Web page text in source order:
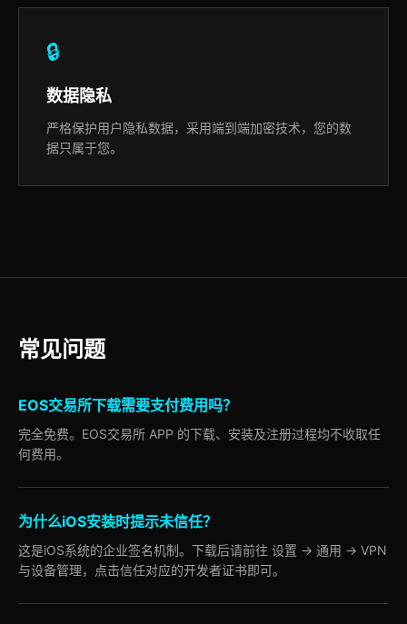
🔒
数据隐私
严格保护用户隐私数据，采用端到端加密技术，您的数
据只属于您。
常见问题
EOS交易所下载需要支付费用吗？
完全免费。EOS交易所 APP 的下载、安装及注册过程均不收取任
何费用。
为什么iOS安装时提示未信任？
这是iOS系统的企业签名机制。下载后请前往 设置 -> 通用 -> VPN
与设备管理，点击信任对应的开发者证书即可。